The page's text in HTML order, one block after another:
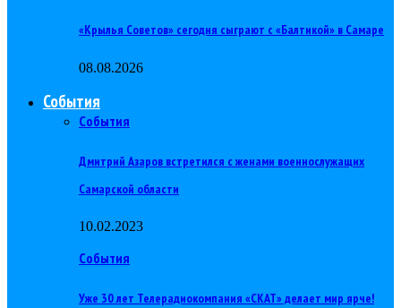
«Крылья Советов» сегодня сыграют с «Балтикой» в Самаре
08.08.2026
События
События
Дмитрий Азаров встретился с женами военнослужащих
Самарской области
10.02.2023
События
Уже 30 лет Телерадиокомпания «СКАТ» делает мир ярче!